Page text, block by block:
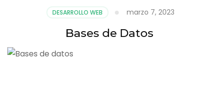
DESARROLLO WEB marzo 7, 2023
Bases de Datos